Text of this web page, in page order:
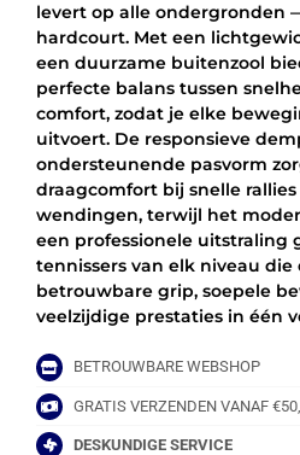
WIT/ZWART
levert op alle ondergronden
hardcourt. Met een
een duurzame buitenzool
perfecte balans tussen
comfort, zodat je elke
uitvoert. De responsieve
ondersteunende pasvorm
draagcomfort bij snelle
wendingen, terwijl het
een professionele uitstraling
tennissers van elk niveau die
betrouwbare grip, soepele
veelzijdige prestaties in één
BETROUWBARE WEBSHOP
GRATIS VERZENDEN VANAF
DESKUNDIGE SERVICE